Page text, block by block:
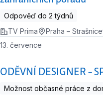
Odpověď do 2 týdnů
TV Prima
Praha – Strašnice
ODĚVNÍ DESIGNER –
13. července
Možnost občasné práce z